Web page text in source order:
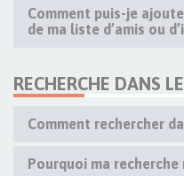
Comment puis-je
de ma liste d’amis ou
RECHERCHE DANS
Comment rechercher
Pourquoi ma